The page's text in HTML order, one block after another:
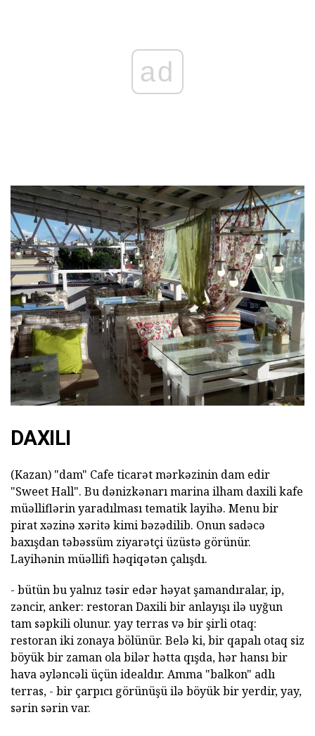
ad
DAXILI
(Kazan) "dam" Cafe ticarət mərkəzinin dam edir
"Sweet Hall". Bu dənizkənarı marina ilham daxili kafe
müəlliflərin yaradılması tematik layihə. Menu bir
pirat xəzinə xəritə kimi bəzədilib. Onun sadəcə
baxışdan təbəssüm ziyarətçi üzüstə görünür.
Layihənin müəllifi həqiqətən çalışdı.
- bütün bu yalnız təsir edər həyat şamandıralar, ip,
zəncir, anker: restoran Daxili bir anlayışı ilə uyğun
tam səpkili olunur. yay terras və bir şirli otaq:
restoran iki zonaya bölünür. Belə ki, bir qapalı otaq siz
böyük bir zaman ola bilər hətta qışda, hər hansı bir
hava əyləncəli üçün idealdır. Amma "balkon" adlı
terras, - bir çarpıcı görünüşü ilə böyük bir yerdir, yay,
sərin sərin var.